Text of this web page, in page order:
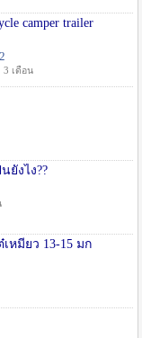
camper trailer
2
3 เดือน
ยังไง??
หมี่ยว 13-15 มก